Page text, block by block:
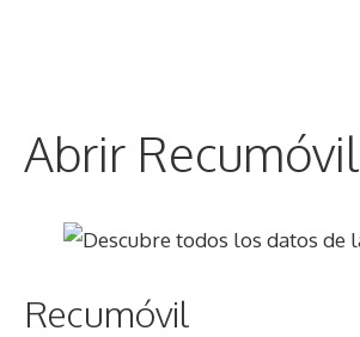
Abrir Recumóvil
Recumóvil